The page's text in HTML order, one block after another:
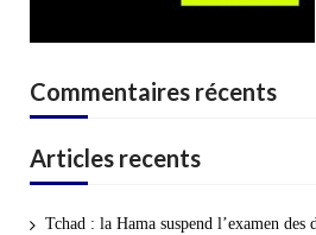
Commentaires récents
Articles recents
Tchad : la Hama suspend l’examen des